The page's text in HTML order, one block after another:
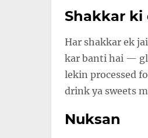
Shakkar ki
Har shakkar ek
kar banti hai —
lekin processed
drink ya sweets
Nuksan